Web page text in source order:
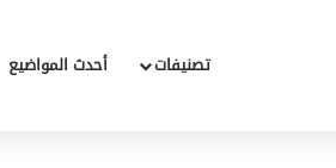
تصنيفات أحدث المواضيع